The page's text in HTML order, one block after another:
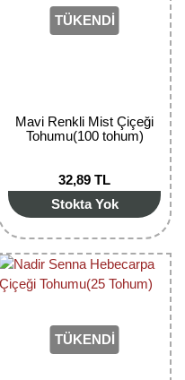
TÜKENDİ
Mavi Renkli Mist Çiçeği
Tohumu(100 tohum)
32,89 TL
Stokta Yok
TÜKENDİ